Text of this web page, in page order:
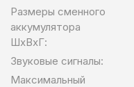
Размеры сменного
аккумулятора
ШхВхГ:
Звуковые сигналы:
Максимальный